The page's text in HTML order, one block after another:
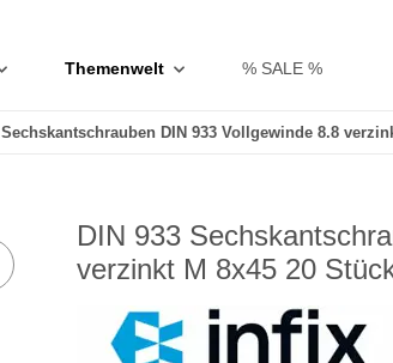
Themenwelt % SALE %
Sechskantschrauben DIN 933 Vollgewinde 8.8
DIN 933
verzinkt M 8x45 20